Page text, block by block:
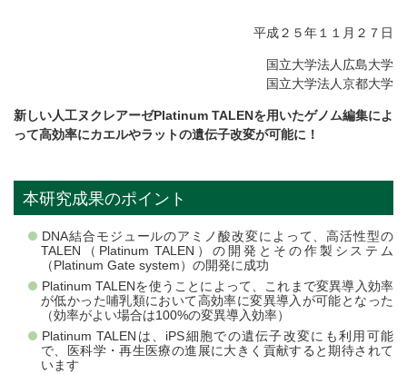
平成２５年１１月２７日
国立大学法人広島大学
国立大学法人京都大学
新しい人工ヌクレアーゼPlatinum TALENを用いたゲノム編集によ
って高効率にカエルやラットの遺伝子改変が可能に！
本研究成果のポイント
DNA結合モジュールのアミノ酸改変によって、高活性型の
TALEN（Platinum TALEN）の開発とその作製システム
（Platinum Gate system）の開発に成功
Platinum TALENを使うことによって、これまで変異導入効率
が低かった哺乳類において高効率に変異導入が可能となった
（効率がよい場合は100%の変異導入効率）
Platinum TALENは、iPS細胞での遺伝子改変にも利用可能
で、医科学・再生医療の進展に大きく貢献すると期待されて
います